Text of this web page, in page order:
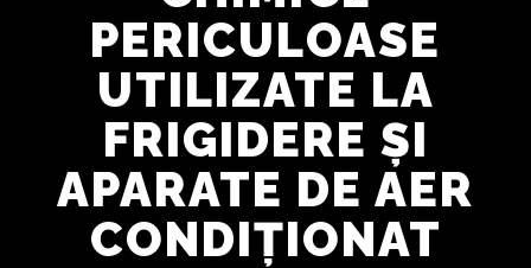
ACUM ÎN DIRECT
CATE PIETRE AI ARUNCAT
DARIA LUPI & TATA VLAD
PERICULOASE
UTILIZATE LA
FRIGIDERE ȘI
APARATE DE AER
CONDIȚIONAT